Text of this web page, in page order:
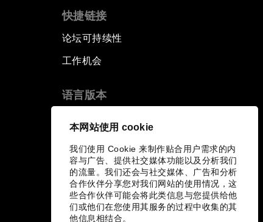
本网站使用 cookie
我们使用 Cookie 来制作贴合用户需求的内
容与广告、提供社交媒体功能以及分析我们
的流量。我们还会与社交媒体、广告和分析
合作伙伴分享您对我们网站的使用情况，这
些合作伙伴可能会将此类信息与您提供给他
们或他们在您使用其服务的过程中收集的其
他信息相结合。
快捷链接
论坛可持续性
工作机会
语言版本